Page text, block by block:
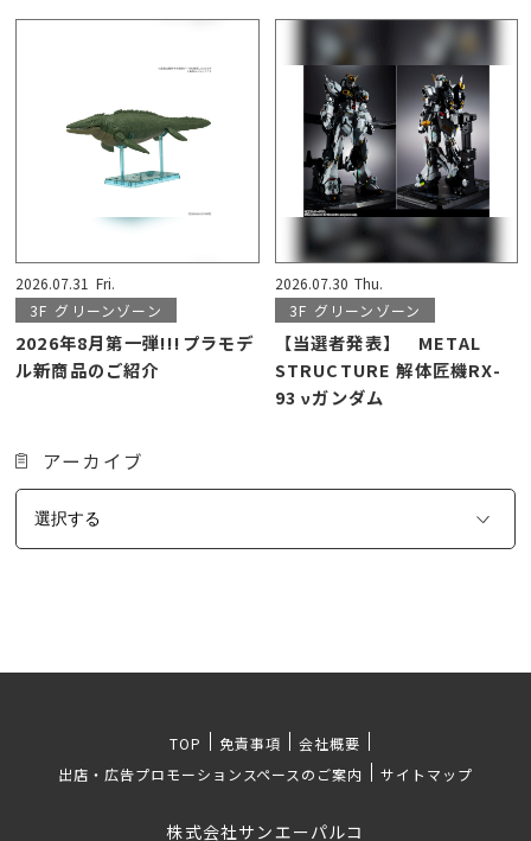
2026.07.31 Fri.
3F グリーンゾーン
2026年8月第一弾!!!プラモデ
ル新商品のご紹介
2026.07.30 Thu.
3F グリーンゾーン
【当選者発表】 METAL
STRUCTURE 解体匠機RX-
93 νガンダム
アーカイブ
TOP 免責事項
会社概要
出店・広告プロモーションスペースのご案内
サイトマップ
株式会社サンエーパルコ